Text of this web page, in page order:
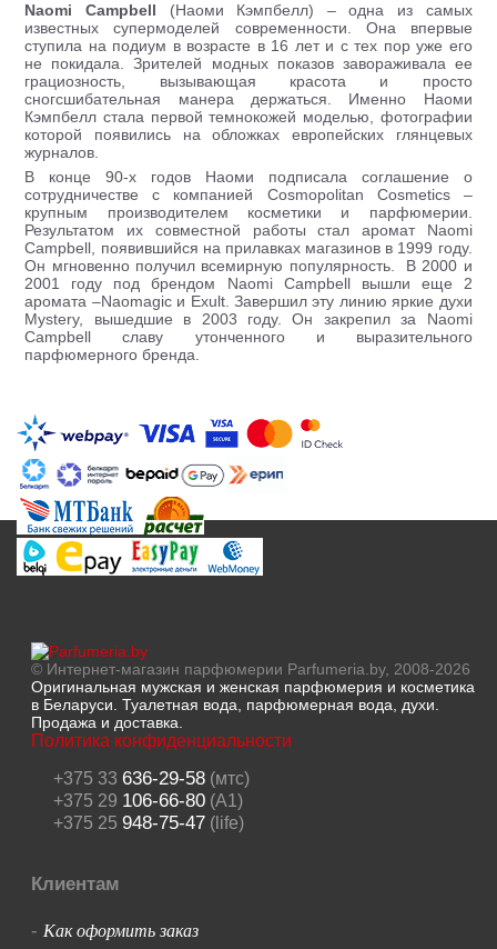
Naomi Campbell (Наоми Кэмпбелл) – одна из самых
известных супермоделей современности. Она впервые
ступила на подиум в возрасте в 16 лет и с тех пор уже его
не покидала. Зрителей модных показов завораживала ее
грациозность, вызывающая красота и просто
сногсшибательная манера держаться. Именно Наоми
Кэмпбелл стала первой темнокожей моделью, фотографии
которой появились на обложках европейских глянцевых
журналов.
В конце 90-х годов Наоми подписала соглашение о
сотрудничестве с компанией Cosmopolitan Cosmetics –
крупным производителем косметики и парфюмерии.
Результатом их совместной работы стал аромат Naomi
Campbell, появившийся на прилавках магазинов в 1999 году.
Он мгновенно получил всемирную популярность. В 2000 и
2001 году под брендом Naomi Campbell вышли еще 2
аромата –Naomagic и Еxult. Завершил эту линию яркие духи
Mystery, вышедшие в 2003 году. Он закрепил за Naomi
Campbell славу утонченного и выразительного
парфюмерного бренда.
© Интернет-магазин парфюмерии Parfumeria.by, 2008-2026
Оригинальная мужская и женская парфюмерия и косметика
в Беларуси. Туалетная вода, парфюмерная вода, духи.
Продажа и доставка.
Политика конфиденциальности
+375 33 636-29-58(мтс)
+375 29 106-66-80(A1)
+375 25 948-75-47(life)
Клиентам
- Как оформить заказ